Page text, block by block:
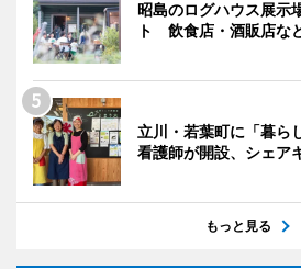
昭島のログハウス展示
ト 飲食店・酒販店な
立川・若葉町に「暮
看護師が開設、シェア
もっと見る